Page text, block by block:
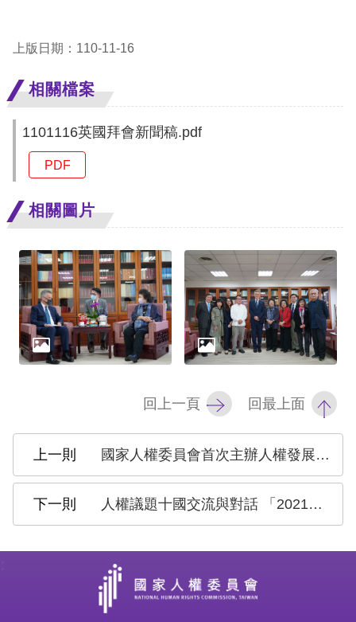
兒少版
回
首
網
站
導
覽
網
站
安
策
權
上版日期：110-11-16
相關檔案
1101116英國拜會新聞稿.pdf
PDF
相關圖片
回上一頁 回最上面
國家人權委員會首次主辦人權發展國際研討會 陳菊期許臺灣人權經驗貢獻國際
人權議題十國交流與對話 「2021人權發展國際研討會」於11月23日、24日召開